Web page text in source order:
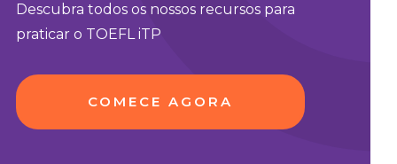
Descubra todos os nossos recursos para
praticar o TOEFL iTP
COMECE AGORA